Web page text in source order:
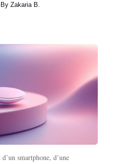
ByZakaria B.
smartphone, d’une